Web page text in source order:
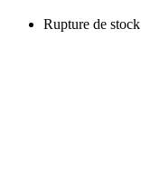
Rupture de stock